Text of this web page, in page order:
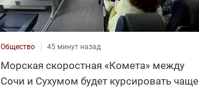
Общество 45 минут назад
Морская скоростная «Комета» между
Сочи и Сухумом будет курсировать чаще